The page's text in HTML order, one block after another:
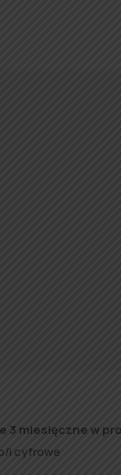
3 miesięczne w
i cyfrowe